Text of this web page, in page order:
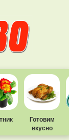
Готовим
вкусно